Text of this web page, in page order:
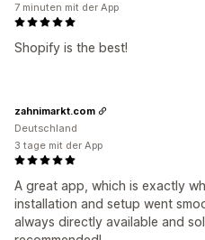
Shopify is the best!
7 minuten mit der App
A great app, which is exactly
installation and setup went
always directly available and
zahnimarkt.com
Deutschland
3 tage mit der App